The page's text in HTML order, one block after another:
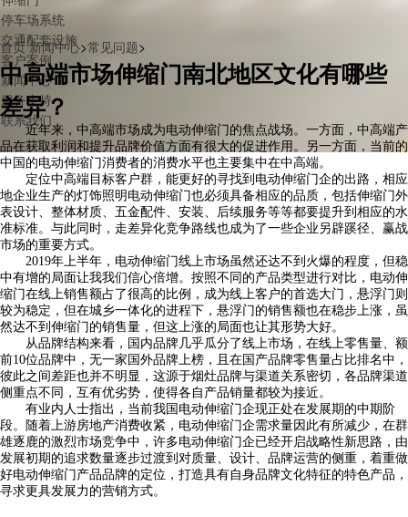
停车场系统
交通配套设施
客户案例
新闻中心
服务支持
联系我们
首页 新闻中心>常见问题>
中高端市场伸缩门南北地区文化有哪些
差异？
近年来，中高端市场成为电动伸缩门的焦点战场。一方面，中高端产
品在获取利润和提升品牌价值方面有很大的促进作用。另一方面，当前的
中国的电动伸缩门消费者的消费水平也主要集中在中高端。
定位中高端目标客户群，能更好的寻找到电动伸缩门企的出路，相应
地企业生产的灯饰照明电动伸缩门也必须具备相应的品质，包括伸缩门外
表设计、整体材质、五金配件、安装、后续服务等等都要提升到相应的水
准标准。与此同时，走差异化竞争路线也成为了一些企业另辟蹊径、赢战
市场的重要方式。
2019年上半年，电动伸缩门线上市场虽然还达不到火爆的程度，但稳
中有增的局面让我我们信心倍增。按照不同的产品类型进行对比，电动伸
缩门在线上销售额占了很高的比例，成为线上客户的首选大门，悬浮门则
较为稳定，但在城乡一体化的进程下，悬浮门的销售额也在稳步上涨，虽
然达不到伸缩门的销售量，但这上涨的局面也让其形势大好。
从品牌结构来看，国内品牌几乎瓜分了线上市场，在线上零售量、额
前10位品牌中，无一家国外品牌上榜，且在国产品牌零售量占比排名中，
彼此之间差距也并不明显，这源于烟灶品牌与渠道关系密切，各品牌渠道
侧重点不同，互有优劣势，使得各自产品销量都较为接近。
有业内人士指出，当前我国电动伸缩门企现正处在发展期的中期阶
段。随着上游房地产消费收紧，电动伸缩门企需求量因此有所减少，在群
雄逐鹿的激烈市场竞争中，许多电动伸缩门企已经开启战略性新思路，由
发展初期的追求数量逐步过渡到对质量、设计、品牌运营的侧重，着重做
好电动伸缩门产品品牌的定位，打造具有自身品牌文化特征的特色产品，
寻求更具发展力的营销方式。